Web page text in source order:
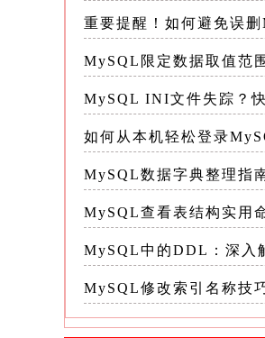
CONVERT(123.45,
在转换失败时返回
3.+0技巧 在MySQL
于能够直接解释为数
果为123.45 这种方法
4.隐式转换 MySQL
例如，在比较操作中
FROM my_table
类型进行比较，但效
因为它可能导致性能
重要提醒！如何避免误
MySQL限定数据取值范
MySQL INI文件失踪？
如何从本机轻松登录
MySQL数据字典整理指
MySQL查看表结构实用
MySQL中的DDL：深入
MySQL修改索引名称技